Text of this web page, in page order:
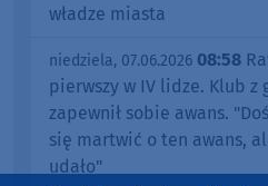
władze miasta
niedziela, 07.06.2026 08:58
pierwszy w IV lidze. Klub z
zapewnił sobie awans.
się martwić o ten awans,
udało"